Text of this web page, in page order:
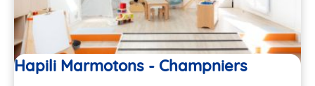
Hapili Marmotons - Champniers